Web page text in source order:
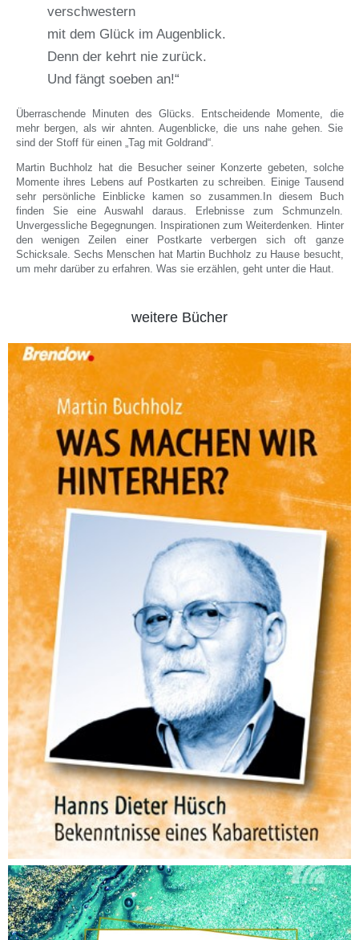
verschwestern
mit dem Glück im Augenblick.
Denn der kehrt nie zurück.
Und fängt soeben an!“
Überraschende Minuten des Glücks. Entscheidende Momente, die
mehr bergen, als wir ahnten. Augenblicke, die uns nahe gehen. Sie
sind der Stoff für einen „Tag mit Goldrand“.
Martin Buchholz hat die Besucher seiner Konzerte gebeten, solche
Momente ihres Lebens auf Postkarten zu schreiben. Einige Tausend
sehr persönliche Einblicke kamen so zusammen.In diesem Buch
finden Sie eine Auswahl daraus. Erlebnisse zum Schmunzeln.
Unvergessliche Begegnungen. Inspirationen zum Weiterdenken. Hinter
den wenigen Zeilen einer Postkarte verbergen sich oft ganze
Schicksale. Sechs Menschen hat Martin Buchholz zu Hause besucht,
um mehr darüber zu erfahren. Was sie erzählen, geht unter die Haut.
weitere Bücher
Was machen wir hinterher? – Buch
Buecher